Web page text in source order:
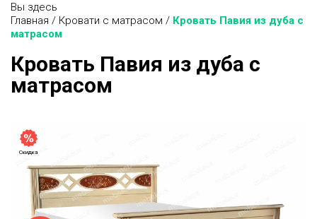
Вы здесь
Главная / Кровати с матрасом / Кровать Павия из дуба с
матрасом
Кровать Павия из дуба с
матрасом
Скидка